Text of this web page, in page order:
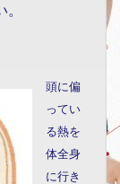
頭に偏
ってい
る熱を
体全身
に行き